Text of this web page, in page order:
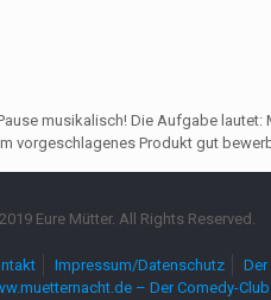
musikalisch! Die Aufgabe
vorgeschlagenes Produkt gut
Eure Mütter. All Rights Reserved.
Impressum/Datenschutz
– Der Comedy-Club